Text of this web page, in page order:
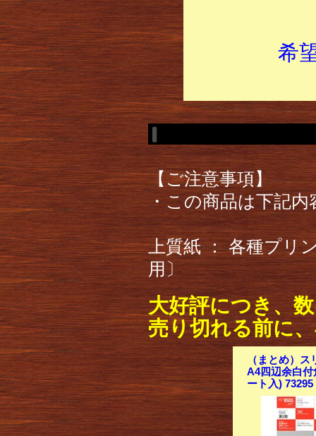
希
【ご注意事項】
・この商品は下記
上質紙 ： 各種プリ
用〕
大好評につき、
売り切れる前に
（まとめ）
A4四辺余白付
ート入)